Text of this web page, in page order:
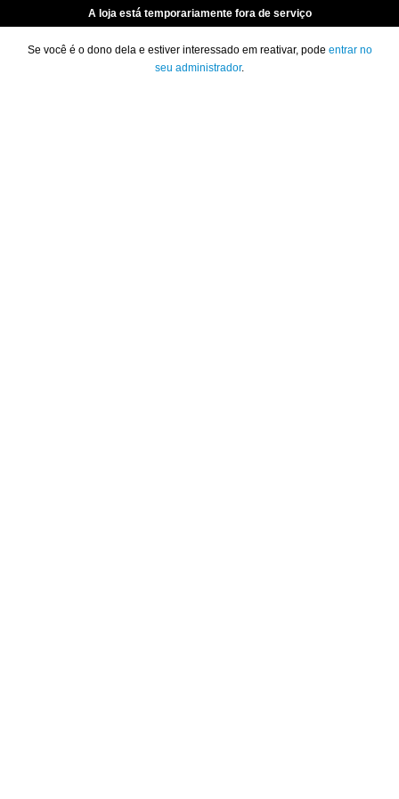
A loja está temporariamente fora de serviço
Se você é o dono dela e estiver interessado em reativar, pode entrar no
seu administrador.